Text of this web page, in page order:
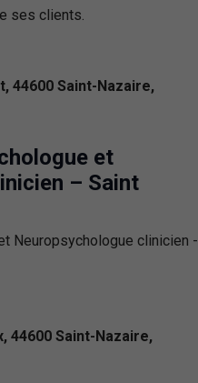
ses clients.
44600 Saint-Nazaire,
et
– Saint
44600 Saint-Nazaire,